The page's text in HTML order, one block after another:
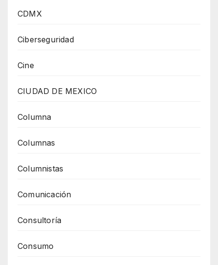
CDMX
Ciberseguridad
Cine
CIUDAD DE MEXICO
Columna
Columnas
Columnistas
Comunicación
Consultoría
Consumo